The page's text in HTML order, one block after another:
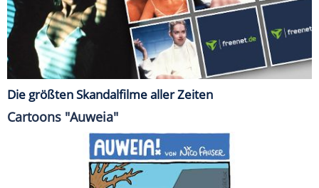
Die größten Skandalfilme aller Zeiten
Cartoons "Auweia"